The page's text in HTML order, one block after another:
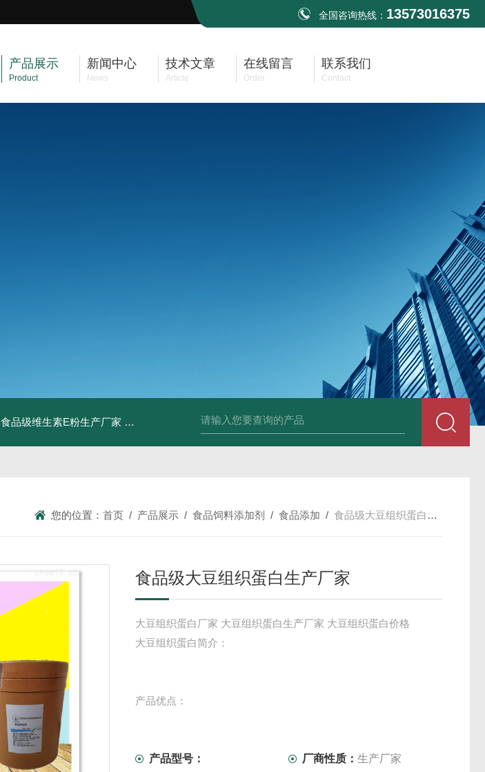
全国咨询热线： 13573016375
产品展示
Product
新闻中心
News
技术文章
Article
在线留言
Order
联系我们
Contact
食品级维生素E粉生产厂家 食品级牛骨胶原蛋白生产厂家 食品级复合氨基酸生产厂家 食品级黄原胶生产厂
您的位置：首页 / 产品展示 /食品饲料添加剂 /食品添加 /食品级大豆组织蛋白生产厂家
食品级大豆组织蛋白生产厂家
大豆组织蛋白厂家 大豆组织蛋白生产厂家 大豆组织蛋白价格
大豆组织蛋白简介：
产品优点：
胆固醇。
产品型号： 厂商性质：生产厂家